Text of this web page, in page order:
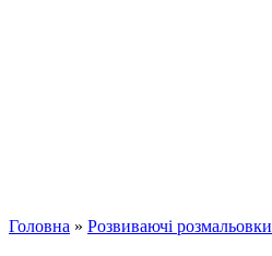
Головна » Розвиваючі розмальовки